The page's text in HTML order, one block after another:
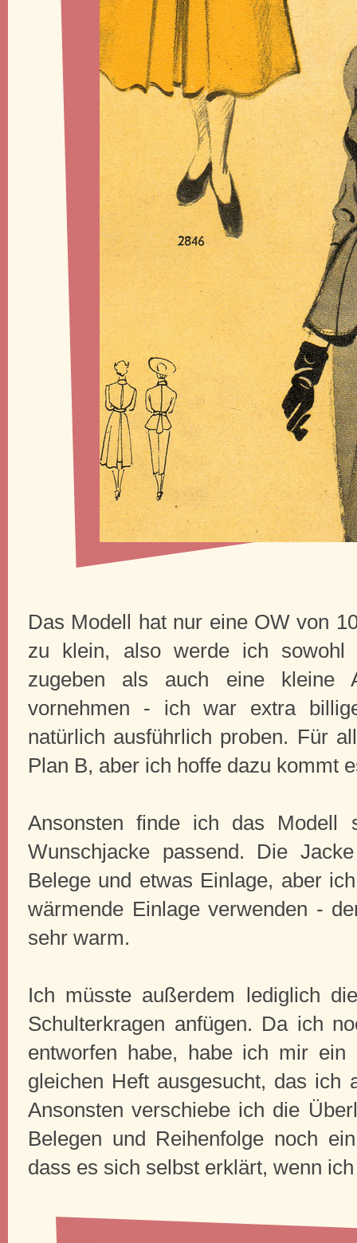
Das Modell hat nur eine OW von
zu klein, also werde ich
zugeben als auch eine kleine
vornehmen - ich war extra
natürlich ausführlich proben. Für
Plan B, aber ich hoffe dazu kommt
Ansonsten finde ich das Modell
Wunschjacke passend. Die
Belege und etwas Einlage, aber
wärmende Einlage verwenden -
sehr warm.
Ich müsste außerdem lediglich
Schulterkragen anfügen. Da ich
entworfen habe, habe ich mir ein
gleichen Heft ausgesucht, das ich
Ansonsten verschiebe ich die
Belegen und Reihenfolge noch
dass es sich selbst erklärt, wenn